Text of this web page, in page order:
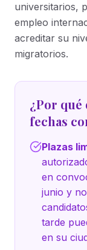
universitarios,
empleo
acreditar su
migratorios.
¿Por
fechas
Plazas
en
junio y
tarde
en su